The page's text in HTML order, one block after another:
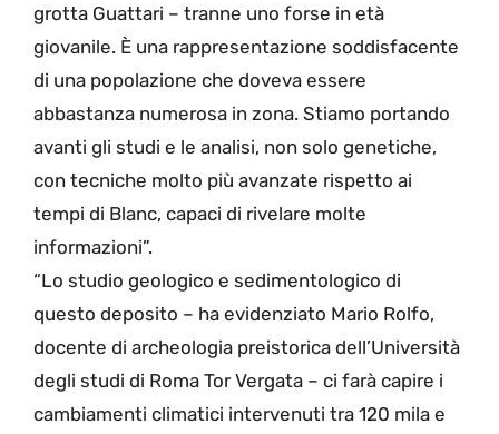
grotta Guattari – tranne uno forse in età
giovanile. È una rappresentazione soddisfacente
di una popolazione che doveva essere
abbastanza numerosa in zona. Stiamo portando
avanti gli studi e le analisi, non solo genetiche,
con tecniche molto più avanzate rispetto ai
tempi di Blanc, capaci di rivelare molte
informazioni”.
“Lo studio geologico e sedimentologico di
questo deposito – ha evidenziato Mario Rolfo,
docente di archeologia preistorica dell’Università
degli studi di Roma Tor Vergata – ci farà capire i
cambiamenti climatici intervenuti tra 120 mila e